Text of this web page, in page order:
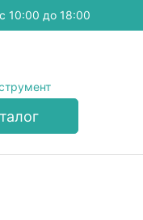
10:00 до 18:00